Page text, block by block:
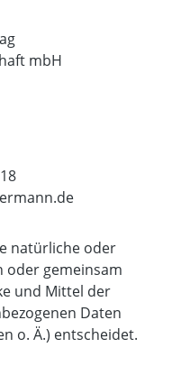
mbH
natürliche oder
oder gemeinsam
und Mittel der
Daten
o. Ä.) entscheidet.